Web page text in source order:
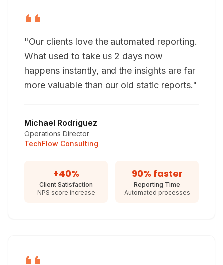
"Our clients love the automated reporting.
What used to take us 2 days now
happens instantly, and the insights are far
more valuable than our old static reports."
Michael Rodriguez
Operations Director
TechFlow Consulting
+40%
Client Satisfaction
NPS score increase
90% faster
Reporting Time
Automated processes